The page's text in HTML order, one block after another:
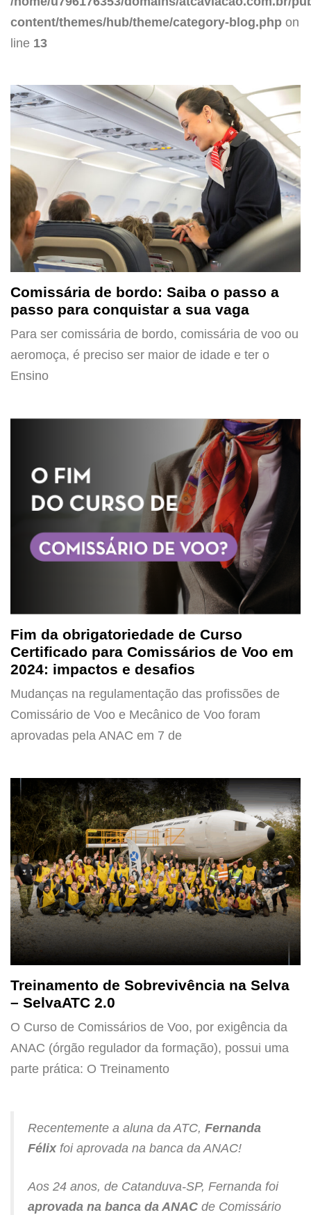
content/themes/hub/theme/category-blog.php on
line 13
Comissária de bordo: Saiba o passo a
passo para conquistar a sua vaga
Para ser comissária de bordo, comissária de voo ou
aeromoça, é preciso ser maior de idade e ter o
Ensino
Fim da obrigatoriedade de Curso
Certificado para Comissários de Voo em
2024: impactos e desafios
Mudanças na regulamentação das profissões de
Comissário de Voo e Mecânico de Voo foram
aprovadas pela ANAC em 7 de
Treinamento de Sobrevivência na Selva
– SelvaATC 2.0
O Curso de Comissários de Voo, por exigência da
ANAC (órgão regulador da formação), possui uma
parte prática: O Treinamento
Recentemente a aluna da ATC, Fernanda
Félixfoi aprovada na banca da ANAC!
Aos 24 anos, de Catanduva-SP, Fernanda foi
aprovada na banca da ANAC de Comissário